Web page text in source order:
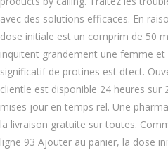
avec des solutions efficaces. En
dose initiale est un comprim de 50
inquitent grandement une femme et
significatif de protines est dtect.
clientle est disponible 24 heures sur
mises jour en temps rel. Une
la livraison gratuite sur toutes.
ligne 93 Ajouter au panier, la dose